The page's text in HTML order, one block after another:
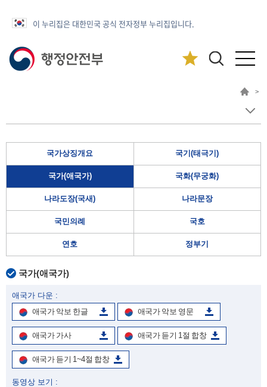
이 누리집은 대한민국 공식 전자정부 누리집입니다.
>
국가상징개요 국기(태극기)
국가(애국가) 국화(무궁화)
나라도장(국새) 나라문장
국민의례 국호
연호 정부기
국가(애국가)
애국가 다운 :
애국가 악보 한글
애국가 악보 영문
애국가 가사 애국가 듣기 1절 합창
애국가 듣기 1~4절 합창
동영상 보기 :